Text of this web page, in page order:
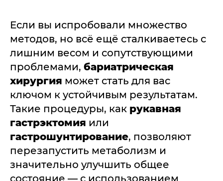
Если вы испробовали множество
методов, но всё ещё сталкиваетесь с
лишним весом и сопутствующими
проблемами, бариатрическая
хирургия может стать для вас
ключом к устойчивым результатам.
Такие процедуры, как рукавная
гастрэктомия или
гастрошунтирование, позволяют
перезапустить метаболизм и
значительно улучшить общее
состояние — с использованием